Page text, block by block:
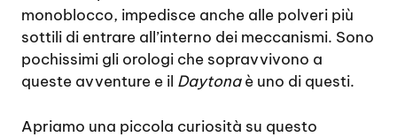
monoblocco, impedisce anche alle polveri più
sottili di entrare all’interno dei meccanismi. Sono
pochissimi gli orologi che sopravvivono a
queste avventure e il Daytonaè uno di questi.
Apriamo una piccola curiosità su questo